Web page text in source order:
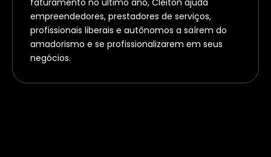
faturamento no último ano, Cleiton ajuda
empreendedores, prestadores de serviços,
profissionais liberais e autônomos a saírem do
amadorismo e se profissionalizarem em seus
negócios.